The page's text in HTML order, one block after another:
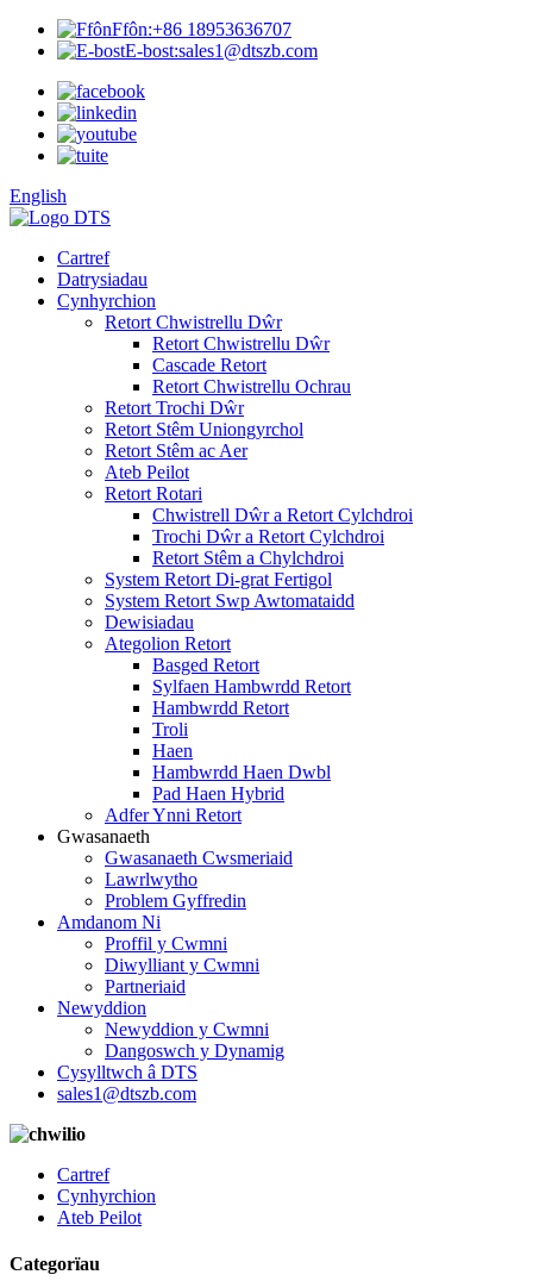
Ffôn:+86 18953636707
E-bost:sales1@dtszb.com
English
Cartref
Datrysiadau
Cynhyrchion
Retort Chwistrellu Dŵr
Retort Chwistrellu Dŵr
Cascade Retort
Retort Chwistrellu Ochrau
Retort Trochi Dŵr
Retort Stêm Uniongyrchol
Retort Stêm ac Aer
Ateb Peilot
Retort Rotari
Chwistrell Dŵr a Retort Cylchdroi
Trochi Dŵr a Retort Cylchdroi
Retort Stêm a Chylchdroi
System Retort Di-grat Fertigol
System Retort Swp Awtomataidd
Dewisiadau
Ategolion Retort
Basged Retort
Sylfaen Hambwrdd Retort
Hambwrdd Retort
Troli
Haen
Hambwrdd Haen Dwbl
Pad Haen Hybrid
Adfer Ynni Retort
Gwasanaeth
Gwasanaeth Cwsmeriaid
Lawrlwytho
Problem Gyffredin
Amdanom Ni
Proffil y Cwmni
Diwylliant y Cwmni
Partneriaid
Newyddion
Newyddion y Cwmni
Dangoswch y Dynamig
Cysylltwch â DTS
sales1@dtszb.com
Cartref
Cynhyrchion
Ateb Peilot
Categorïau